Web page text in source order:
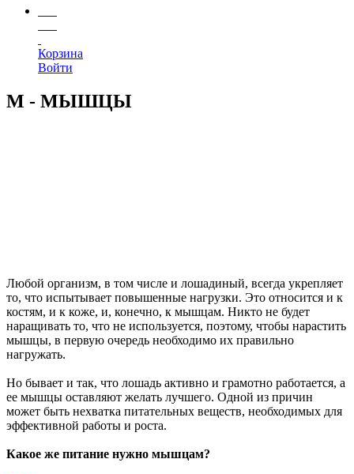
Корзина
Войти
М - МЫШЦЫ
Любой организм, в том числе и лошадиный, всегда укрепляет
то, что испытывает повышенные нагрузки. Это относится и к
костям, и к коже, и, конечно, к мышцам. Никто не будет
наращивать то, что не используется, поэтому, чтобы нарастить
мышцы, в первую очередь необходимо их правильно
нагружать.
Но бывает и так, что лошадь активно и грамотно работается, а
ее мышцы оставляют желать лучшего. Одной из причин
может быть нехватка питательных веществ, необходимых для
эффективной работы и роста.
Какое же питание нужно мышцам?